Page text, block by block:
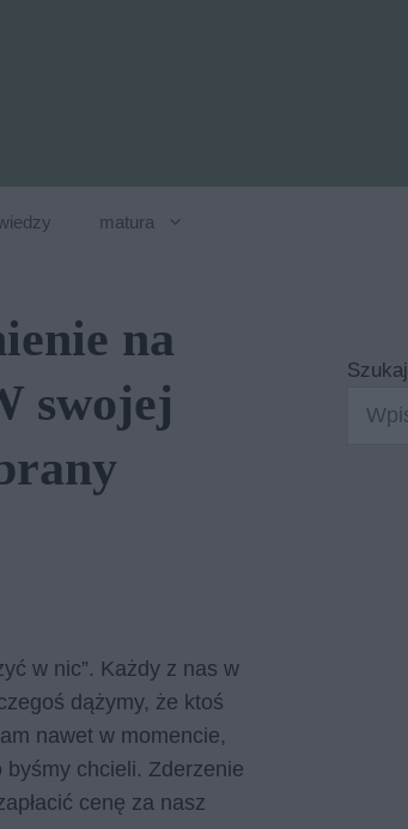
matura
na
swojej
w nic”. Każdy z nas w
dążymy, że ktoś
nawet w momencie,
byśmy chcieli. Zderzenie
cenę za nasz
Szukaj